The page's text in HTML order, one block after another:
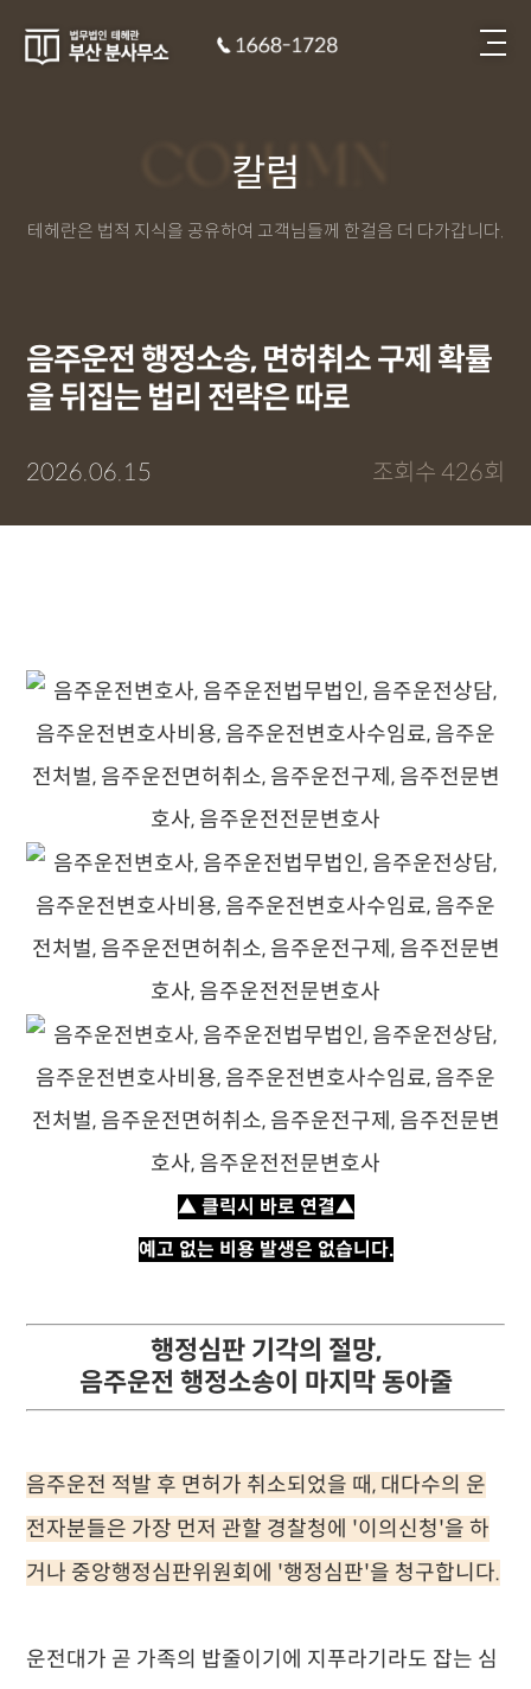
COLUMN
칼럼
테헤란은 법적 지식을 공유하여 고객님들께 한걸음 더 다가갑니다.
음주운전 행정소송, 면허취소 구제 확률
을 뒤집는 법리 전략은 따로
2026.06.15 조회수 426회
▲ 클릭시 바로 연결▲
예고 없는 비용 발생은 없습니다.
행정심판 기각의 절망,
음주운전 행정소송이 마지막 동아줄
음주운전 적발 후 면허가 취소되었을 때, 대다수의 운
전자분들은 가장 먼저 관할 경찰청에 '이의신청'을 하
거나 중앙행정심판위원회에 '행정심판'을 청구합니다.
운전대가 곧 가족의 밥줄이기에 지푸라기라도 잡는 심